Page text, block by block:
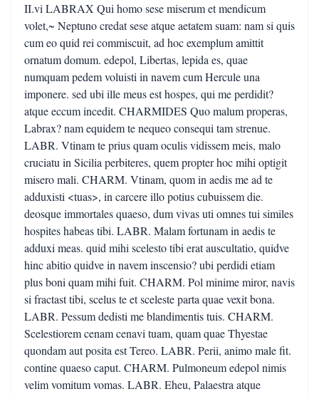
II.vi LABRAX Qui homo sese miserum et mendicum
volet,~ Neptuno credat sese atque aetatem suam: nam si quis
cum eo quid rei commiscuit, ad hoc exemplum amittit
ornatum domum. edepol, Libertas, lepida es, quae
numquam pedem voluisti in navem cum Hercule una
imponere. sed ubi ille meus est hospes, qui me perdidit?
atque eccum incedit. CHARMIDES Quo malum properas,
Labrax? nam equidem te nequeo consequi tam strenue.
LABR. Vtinam te prius quam oculis vidissem meis, malo
cruciatu in Sicilia perbiteres, quem propter hoc mihi optigit
misero mali. CHARM. Vtinam, quom in aedis me ad te
adduxisti <tuas>, in carcere illo potius cubuissem die.
deosque immortales quaeso, dum vivas uti omnes tui similes
hospites habeas tibi. LABR. Malam fortunam in aedis te
adduxi meas. quid mihi scelesto tibi erat auscultatio, quidve
hinc abitio quidve in navem inscensio? ubi perdidi etiam
plus boni quam mihi fuit. CHARM. Pol minime miror, navis
si fractast tibi, scelus te et sceleste parta quae vexit bona.
LABR. Pessum dedisti me blandimentis tuis. CHARM.
Scelestiorem cenam cenavi tuam, quam quae Thyestae
quondam aut posita est Tereo. LABR. Perii, animo male fit.
contine quaeso caput. CHARM. Pulmoneum edepol nimis
velim vomitum vomas. LABR. Eheu, Palaestra atque